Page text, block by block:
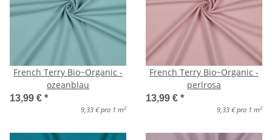
French Terry Bio~Organic -
ozeanblau
13,99 € *
9,33 € pro 1 m 2
French Terry Bio~Organic -
perlrosa
13,99 € *
9,33 € pro 1 m 2